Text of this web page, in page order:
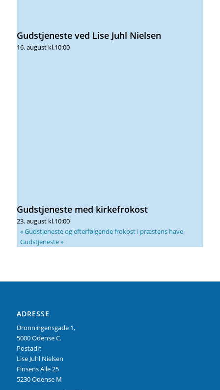
Gudstjeneste ved Lise Juhl Nielsen
16. august kl.10:00
Gudstjeneste med kirkefrokost
23. august kl.10:00
«Gudstjeneste og efterfølgende frokost i præstens have
Gudstjeneste»
ADRESSE
Dronningensgade 1,
5000 Odense C.
Postadr:
Lise Juhl Nielsen
Finsens Alle 25
5230 Odense M